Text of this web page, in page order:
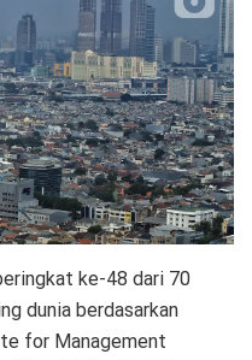
ke-48 dari 70
dunia berdasarkan
for Management